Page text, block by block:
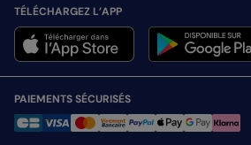
TÉLÉCHARGEZ L’APP
PAIEMENTS SÉCURISÉS